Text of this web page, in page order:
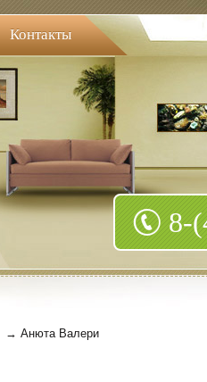
Контакты
8-
→ Анюта Валери